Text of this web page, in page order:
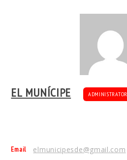
EL MUNÍCIPE ADMINISTRATOR
Email elmunicipesde@gmail.com